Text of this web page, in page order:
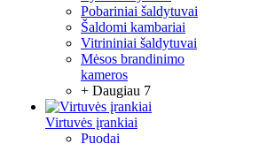
Pobariniai šaldytuvai
Šaldomi kambariai
Vitrininiai šaldytuvai
Mėsos brandinimo
kameros
+ Daugiau 7
Virtuvės įrankiai
Puodai